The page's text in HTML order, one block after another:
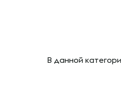
В данной